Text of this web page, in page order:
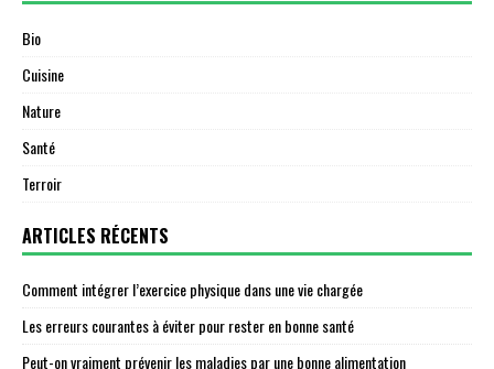
Bio
Cuisine
Nature
Santé
Terroir
ARTICLES RÉCENTS
Comment intégrer l’exercice physique dans une vie chargée
Les erreurs courantes à éviter pour rester en bonne santé
Peut-on vraiment prévenir les maladies par une bonne alimentation